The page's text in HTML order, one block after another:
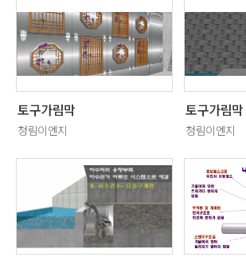
토구가림막
청림이엔지
토구가림막
청림이엔지